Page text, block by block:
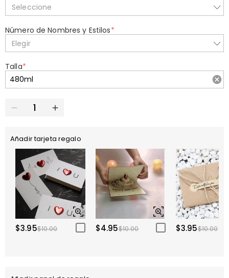
Seleccione
Número de Nombres y Estilos*
Elegir
Talla*
Añadir tarjeta regalo
$3.95$10.00 $4.95$10.00 $3.95$10.00